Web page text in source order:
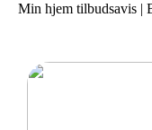
Min hjem tilbudsavis |